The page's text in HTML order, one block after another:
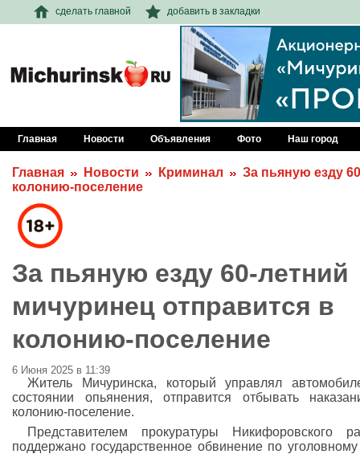
сделать главной добавить в закладки
Главная Новости Объявления Фото Наш город
Главная Новости Криминал
За пьяную езду
колонию-поселение
За пьяную езду 60-летний
мичуринец отправится в
колонию-поселение
6 Июня 2025 в 11:39
Житель Мичуринска, который управлял
состоянии опьянения, отправится отбывать
колонию-поселение.
Представителем прокуратуры Никифоровского
поддержано государственное обвинение по